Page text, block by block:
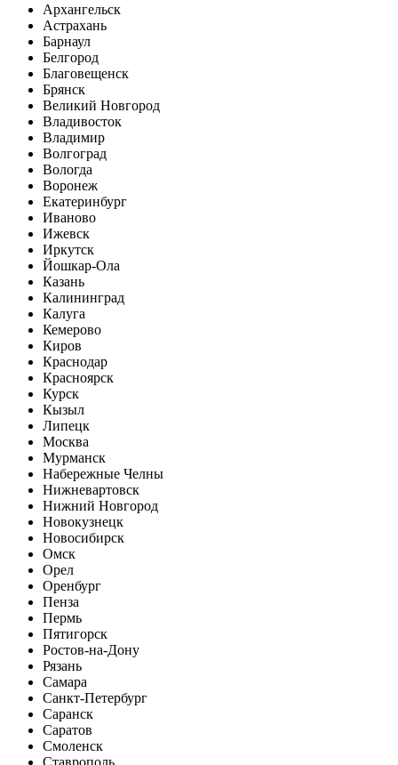
Архангельск
Астрахань
Барнаул
Белгород
Благовещенск
Брянск
Великий Новгород
Владивосток
Владимир
Волгоград
Вологда
Воронеж
Екатеринбург
Иваново
Ижевск
Иркутск
Йошкар-Ола
Казань
Калининград
Калуга
Кемерово
Киров
Краснодар
Красноярск
Курск
Кызыл
Липецк
Москва
Мурманск
Набережные Челны
Нижневартовск
Нижний Новгород
Новокузнецк
Новосибирск
Омск
Орел
Оренбург
Пенза
Пермь
Пятигорск
Ростов-на-Дону
Рязань
Самара
Санкт-Петербург
Саранск
Саратов
Смоленск
Ставрополь